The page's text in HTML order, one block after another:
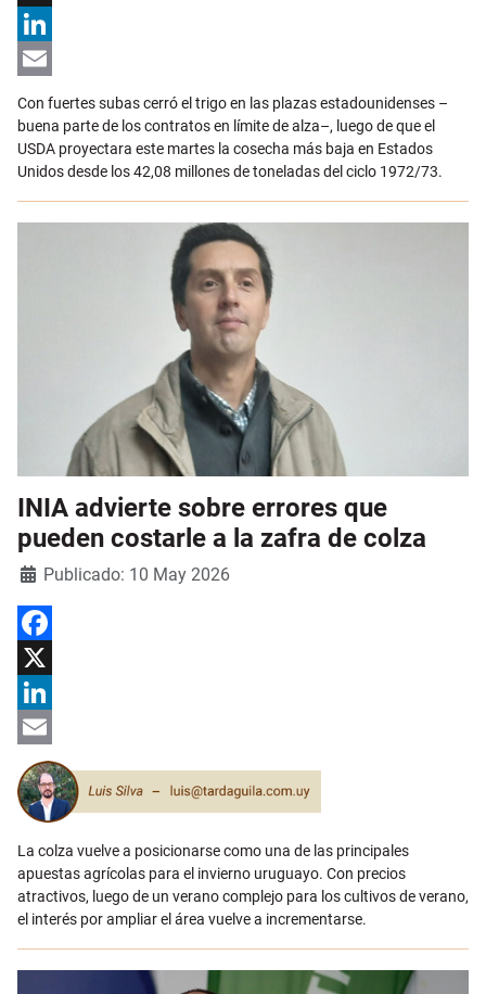
X
LinkedIn
Email
Con fuertes subas cerró el trigo en las plazas estadounidenses –
buena parte de los contratos en límite de alza–, luego de que el
USDA proyectara este martes la cosecha más baja en Estados
Unidos desde los 42,08 millones de toneladas del ciclo 1972/73.
INIA advierte sobre errores que
pueden costarle a la zafra de colza
Detalles
Publicado: 10 May 2026
Facebook
X
LinkedIn
Email
La colza vuelve a posicionarse como una de las principales
apuestas agrícolas para el invierno uruguayo. Con precios
atractivos, luego de un verano complejo para los cultivos de verano,
el interés por ampliar el área vuelve a incrementarse.